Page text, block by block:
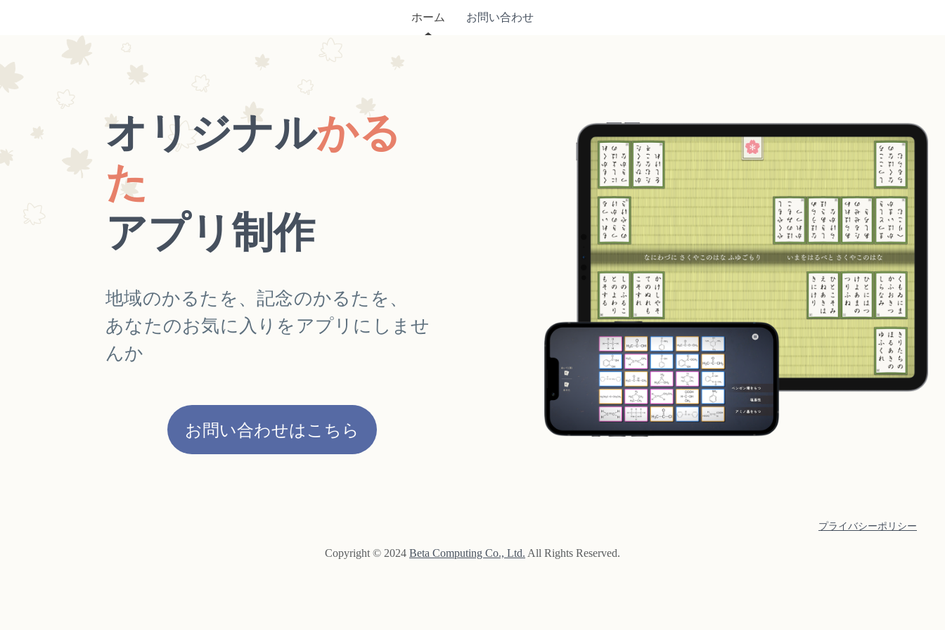
ホーム お問い合わせ
オリジナルかる
た
アプリ制作
地域のかるたを、記念のかるたを、
あなたのお気に入りをアプリにしませ
んか
お問い合わせはこちら
プライバシーポリシー
Copyright © 2024 Beta Computing Co., Ltd. All Rights Reserved.